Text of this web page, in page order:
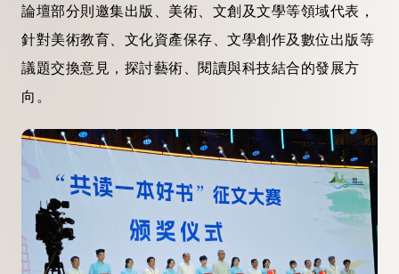
論壇部分則邀集出版、美術、文創及文學等領域代表，
針對美術教育、文化資產保存、文學創作及數位出版等
議題交換意見，探討藝術、閱讀與科技結合的發展方
向。